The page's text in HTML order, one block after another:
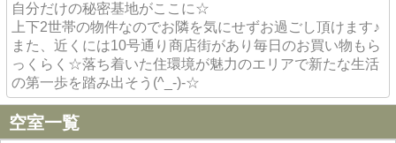
自分だけの秘密基地がここに☆
上下2世帯の物件なのでお隣を気にせずお過ごし頂けます♪
また、近くには10号通り商店街があり毎日のお買い物もら
っくらく☆落ち着いた住環境が魅力のエリアで新たな生活
の第一歩を踏み出そう(^_-)-☆
空室一覧